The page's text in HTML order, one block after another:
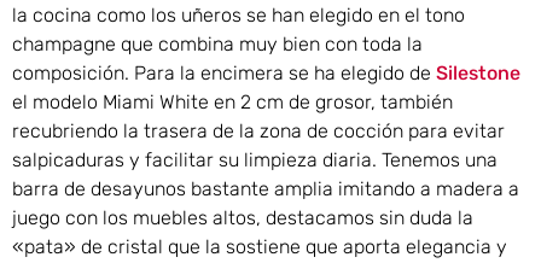
la cocina como los uñeros se han elegido en el tono
champagne que combina muy bien con toda la
composición. Para la encimera se ha elegido de Silestone
el modelo Miami White en 2 cm de grosor, también
recubriendo la trasera de la zona de cocción para evitar
salpicaduras y facilitar su limpieza diaria. Tenemos una
barra de desayunos bastante amplia imitando a madera a
juego con los muebles altos, destacamos sin duda la
«pata» de cristal que la sostiene que aporta elegancia y